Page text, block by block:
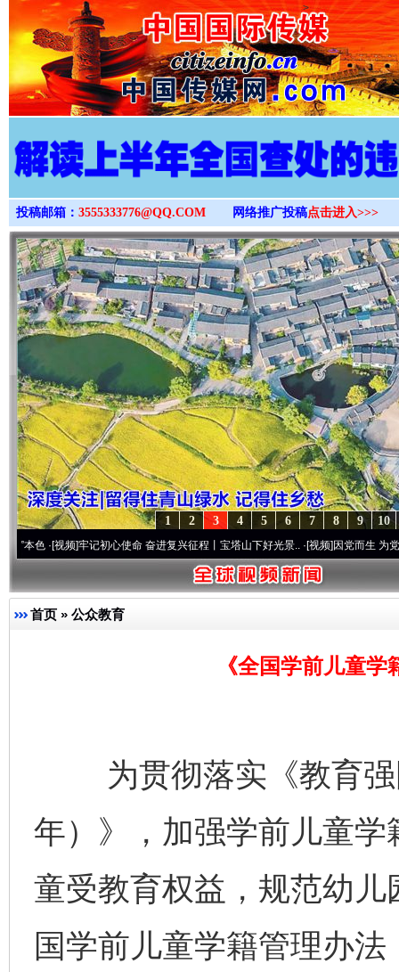
>
投稿邮箱： 3555333776@QQ.COM 网络推广投稿点击进入>>>
10
9
8
7
6
5
4
3
2
1
牢记初心使命 奋进复兴征程丨宝塔山下好光景..·[视频]因党而生 为党而战——百
首页 » 公众教育
《全国学前儿童
为贯彻落实《教育强
年）》，加强学前儿童
童受教育权益，规范幼
国学前儿童学籍管理办